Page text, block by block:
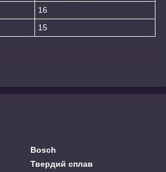
16
15
Bosch
Твердий сплав